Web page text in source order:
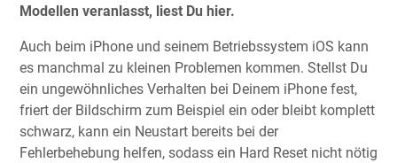
Modellen veranlasst, liest Du hier.
Auch beim iPhone und seinem Betriebssystem iOS kann
es manchmal zu kleinen Problemen kommen. Stellst Du
ein ungewöhnliches Verhalten bei Deinem iPhone fest,
friert der Bildschirm zum Beispiel ein oder bleibt komplett
schwarz, kann ein Neustart bereits bei der
Fehlerbehebung helfen, sodass ein Hard Reset nicht nötig